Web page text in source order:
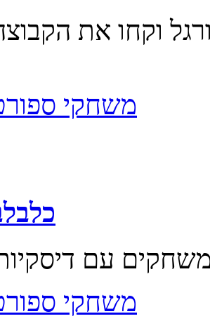
וקחו את
משחקי
משחקי